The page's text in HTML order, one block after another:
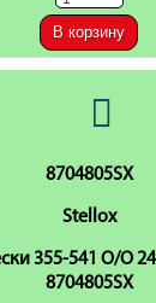
В корзину
8704805SX
Stellox
355-541 O/O
8704805SX